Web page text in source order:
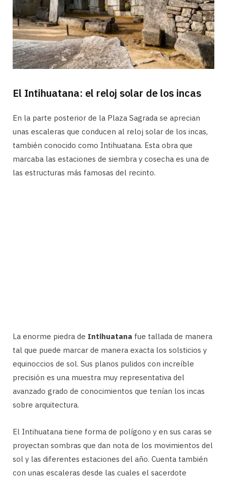
El Intihuatana: el reloj solar de los incas
En la parte posterior de la Plaza Sagrada se aprecian
unas escaleras que conducen al reloj solar de los incas,
también conocido como Intihuatana. Esta obra que
marcaba las estaciones de siembra y cosecha es una de
las estructuras más famosas del recinto.
La enorme piedra de Intihuatana fue tallada de manera
tal que puede marcar de manera exacta los solsticios y
equinoccios de sol. Sus planos pulidos con increíble
precisión es una muestra muy representativa del
avanzado grado de conocimientos que tenían los incas
sobre arquitectura.
El Intihuatana tiene forma de polígono y en sus caras se
proyectan sombras que dan nota de los movimientos del
sol y las diferentes estaciones del año. Cuenta también
con unas escaleras desde las cuales el sacerdote